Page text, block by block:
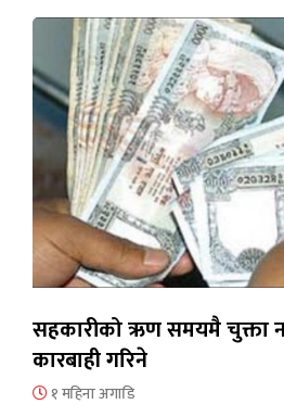
सहकारीको ऋण समयमै चुक्ता
कारबाही गरिने
१ महिना अगाडि